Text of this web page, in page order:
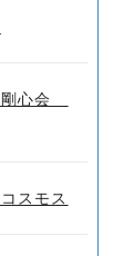
心会
スモス